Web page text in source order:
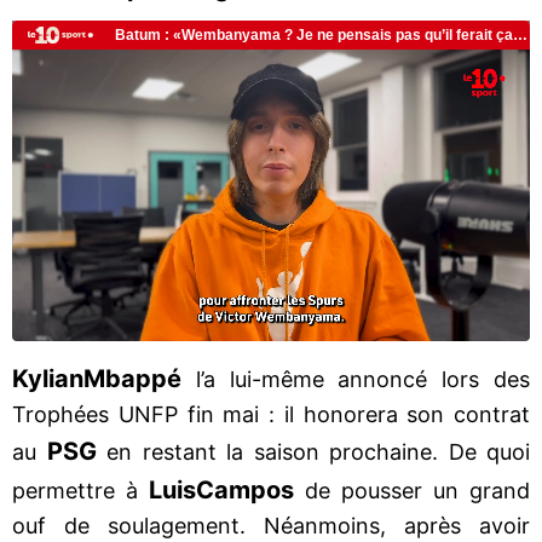
KylianMbappé l’a lui-même annoncé lors des
Trophées UNFP fin mai : il honorera son contrat
au PSGen restant la saison prochaine. De quoi
permettre à LuisCampos de pousser un grand
ouf de soulagement. Néanmoins, après avoir